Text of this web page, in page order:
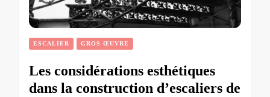
ESCALIER GROS ŒUVRE
Les considérations esthétiques
dans la construction d’escaliers de